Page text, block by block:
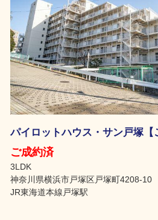
パイロットハウス・サン戸塚【
ご成約済
3LDK
神奈川県横浜市戸塚区戸塚町4208-10
JR東海道本線戸塚駅